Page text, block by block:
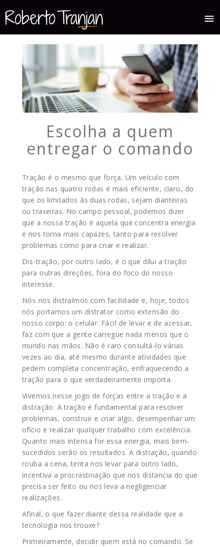
menu
Escolha a quem
entregar o comando
Tração é o mesmo que força. Um veículo com
tração nas quatro rodas é mais eficiente, claro, do
que os limitados às duas rodas, sejam dianteiras
ou traseiras. No campo pessoal, podemos dizer
que a nossa tração é aquela que concentra energia
e nos torna mais capazes, tanto para resolver
problemas como para criar e realizar.
Dis-tração, por outro lado, é o que dilui a tração
para outras direções, fora do foco do nosso
interesse.
Nós nos distraímos com facilidade e, hoje, todos
nós portamos um distrator como extensão do
nosso corpo: o celular. Fácil de levar e de acessar,
faz com que a gente carregue nada menos que o
mundo nas mãos. Não é raro consultá-lo várias
vezes ao dia, até mesmo durante atividades que
pedem completa concentração, enfraquecendo a
tração para o que verdadeiramente importa.
Vivemos nesse jogo de forças entre a tração e a
distração. A tração é fundamental para resolver
problemas, construir e criar algo, desempenhar um
ofício e realizar qualquer trabalho com excelência.
Quanto mais intensa for essa energia, mais bem-
sucedidos serão os resultados. A distração, quando
rouba a cena, tenta nos levar para outro lado,
incentiva a procrastinação que nos distancia do que
precisa ser feito ou nos leva a negligenciar
realizações.
Afinal, o que fazer diante dessa realidade que a
tecnologia nos trouxe?
Primeiramente, decidir quem está no comando. Se